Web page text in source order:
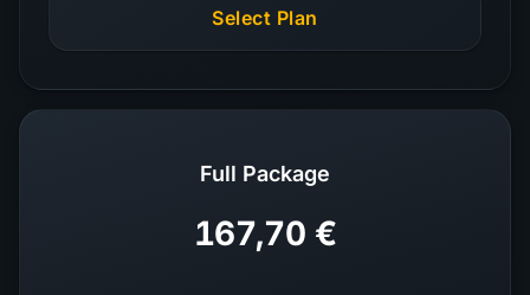
Select Plan
Full Package
167,70 €